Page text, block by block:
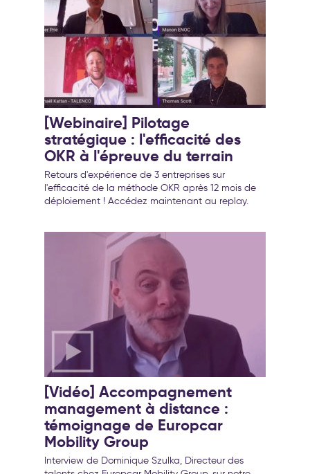
[Webinaire] Pilotage
stratégique : l'efficacité des
OKR à l'épreuve du terrain
Retours d'expérience de 3 entreprises sur
l'efficacité de la méthode OKR après 12 mois de
déploiement ! Accédez maintenant au replay.
[Vidéo] Accompagnement
management à distance :
témoignage de Europcar
Mobility Group
Interview de Dominique Szulka, Directeur des